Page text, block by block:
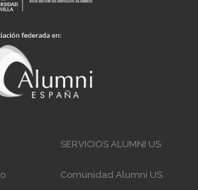
SERVICIOS ALUMNI US
Comunidad Alumni US